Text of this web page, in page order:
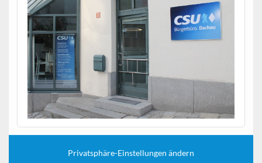
Privatsphäre-Einstellungen ändern